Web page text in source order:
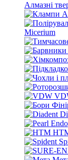
Алмазні
Micerium